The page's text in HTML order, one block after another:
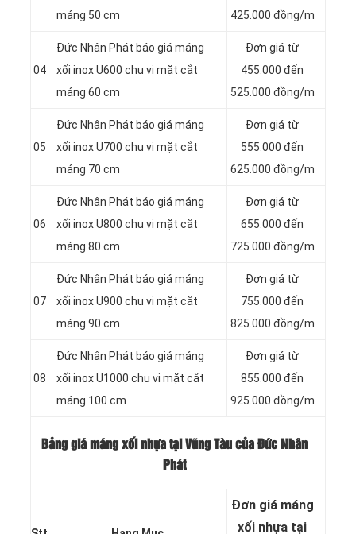
máng 50 cm
425.000 đồng/m
04
Đức Nhân Phát báo giá máng
xối inox U600 chu vi mặt cắt
máng 60 cm
Đơn giá từ
455.000 đến
525.000 đồng/m
05
Đức Nhân Phát báo giá máng
xối inox U700 chu vi mặt cắt
máng 70 cm
Đơn giá từ
555.000 đến
625.000 đồng/m
06
Đức Nhân Phát báo giá máng
xối inox U800 chu vi mặt cắt
máng 80 cm
Đơn giá từ
655.000 đến
725.000 đồng/m
07
Đức Nhân Phát báo giá máng
xối inox U900 chu vi mặt cắt
máng 90 cm
Đơn giá từ
755.000 đến
825.000 đồng/m
08
Đức Nhân Phát báo giá máng
xối inox U1000 chu vi mặt cắt
máng 100 cm
Đơn giá từ
855.000 đến
925.000 đồng/m
Bảng giá máng xối nhựa tại Vũng Tàu của Đức Nhân
Phát
Đơn giá máng
xối nhựa tại